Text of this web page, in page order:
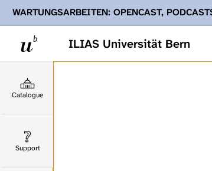
ILIAS Universität Bern
WARTUNGSARBEITEN: OPENCAST,
Ihnen Podcasts, Opencast-Videos und Tobira
Catalogue
Support